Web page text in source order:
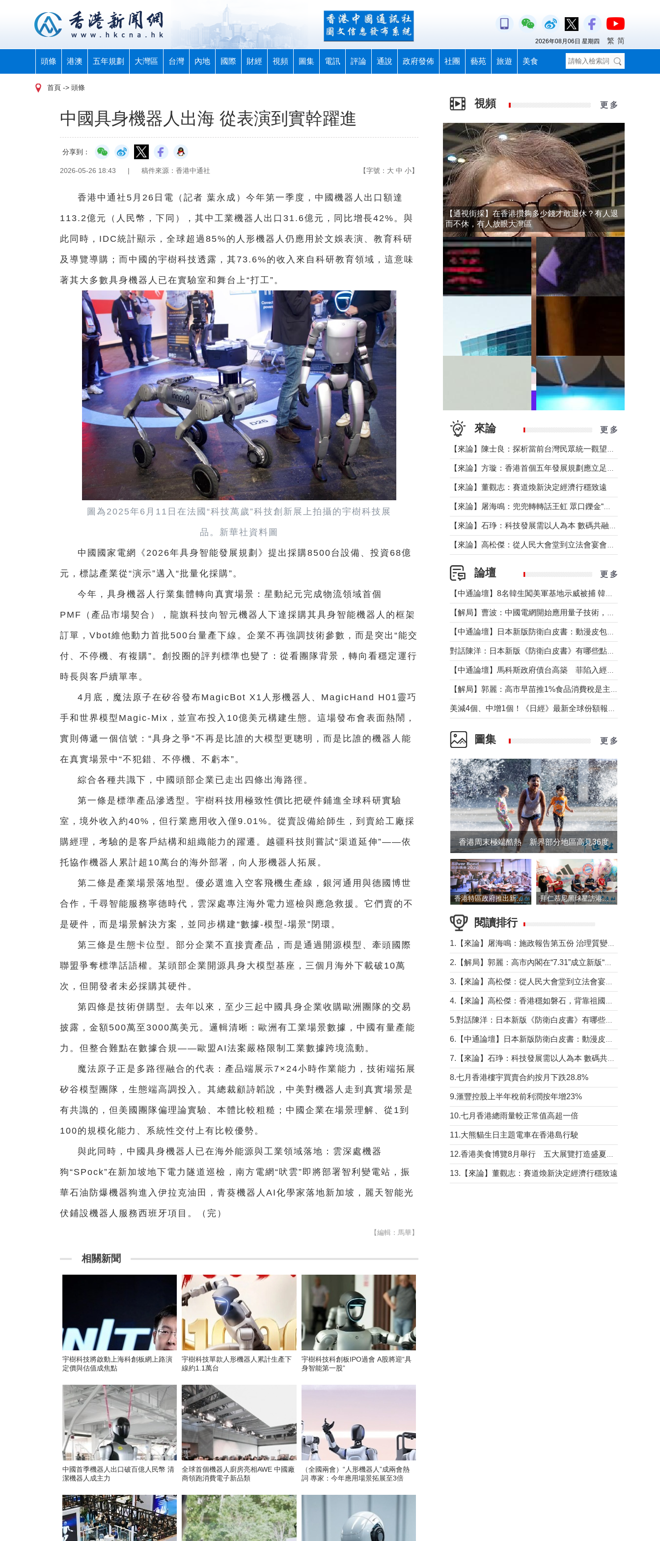
頭條 港澳 五年規劃 大灣區 台灣 內地 國際 財經 視頻 圖集 電訊 評論 通說 政府發佈 社團 藝苑 旅遊 美食
2026年08月06日 星期四 繁 简
首頁 -> 頭條
中國具身機器人出海 從表演到實幹躍進
分享到：
2026-05-26 18:43 | 稿件來源：香港中通社 【字號： 大 中 小】
香港中通社5月26日電（記者 葉永成）今年第一季度，中國機器人出口額達
113.2億元（人民幣，下同），其中工業機器人出口31.6億元，同比增長42%。與
此同時，IDC統計顯示，全球超過85%的人形機器人仍應用於文娛表演、教育科研
及導覽導購；而中國的宇樹科技透露，其73.6%的收入來自科研教育領域，這意味
著其大多數具身機器人已在實驗室和舞台上“打工”。
圖為2025年6月11日在法國“科技萬歲”科技創新展上拍攝的宇樹科技展
品。新華社資料圖
中國國家電網《2026年具身智能發展規劃》提出採購8500台設備、投資68億
元，標誌產業從“演示”邁入“批量化採購”。
今年，具身機器人行業集體轉向真實場景：星動紀元完成物流領域首個
PMF（產品市場契合），龍旗科技向智元機器人下達採購其具身智能機器人的框架
訂單，Vbot維他動力首批500台量產下線。企業不再強調技術參數，而是突出“能交
付、不停機、有複購”。創投圈的評判標準也變了：從看團隊背景，轉向看穩定運行
時長與客戶續單率。
4月底，魔法原子在矽谷發布MagicBot X1人形機器人、MagicHand H01靈巧
手和世界模型Magic-Mix，並宣布投入10億美元構建生態。這場發布會表面熱鬧，
實則傳遞一個信號：“具身之爭”不再是比誰的大模型更聰明，而是比誰的機器人能
在真實場景中“不犯錯、不停機、不虧本”。
綜合各種共識下，中國頭部企業已走出四條出海路徑。
第一條是標準產品滲透型。宇樹科技用極致性價比把硬件鋪進全球科研實驗
室，境外收入約40%，但行業應用收入僅9.01%。從賣設備給師生，到賣給工廠採
購經理，考驗的是客戶結構和組織能力的躍遷。越疆科技則嘗試“渠道延伸”——依
托協作機器人累計超10萬台的海外部署，向人形機器人拓展。
第二條是產業場景落地型。優必選進入空客飛機生產線，銀河通用與德國博世
合作，千尋智能服務寧德時代，雲深處專注海外電力巡檢與應急救援。它們賣的不
是硬件，而是場景解決方案，並同步構建“數據-模型-場景”閉環。
第三條是生態卡位型。部分企業不直接賣產品，而是通過開源模型、牽頭國際
聯盟爭奪標準話語權。某頭部企業開源具身大模型基座，三個月海外下載破10萬
次，但開發者未必採購其硬件。
第四條是技術併購型。去年以來，至少三起中國具身企業收購歐洲團隊的交易
披露，金額500萬至3000萬美元。邏輯清晰：歐洲有工業場景數據，中國有量產能
力。但整合難點在數據合規——歐盟AI法案嚴格限制工業數據跨境流動。
魔法原子正是多路徑融合的代表：產品端展示7×24小時作業能力，技術端拓展
矽谷模型團隊，生態端高調投入。其總裁顧詩韜說，中美對機器人走到真實場景是
有共識的，但美國團隊偏理論實驗、本體比較粗糙；中國企業在場景理解、從1到
100的規模化能力、系統性交付上有比較優勢。
與此同時，中國具身機器人已在海外能源與工業領域落地：雲深處機器
狗“SPock”在新加坡地下電力隧道巡檢，南方電網“吠雲”即將部署智利變電站，振
華石油防爆機器狗進入伊拉克油田，青葵機器人AI化學家落地新加坡，麗天智能光
伏鋪設機器人服務西班牙項目。（完）
【編輯：馬華】
相關新聞
宇樹科技將啟動上海科創板網上路演
定價與估值成焦點
宇樹科技單款人形機器人累計生產下
線約1.1萬台
宇樹科技科創板IPO過會 A股將迎“具
身智能第一股”
中國首季機器人出口破百億人民幣 清
潔機器人成主力
全球首個機器人廚房亮相AWE 中國廠
商領跑消費電子新品類
（全國兩會）“人形機器人”成兩會熱
詞 專家：今年應用場景拓展至3倍
視頻 更 多
【通視街採】在香港攢夠多少錢才敢退休？有人退
而不休，有人放眼大灣區
來論 更 多
【來論】董觀志：賽道煥新決定經濟行穩致遠
論壇 更 多
圖集 更 多
香港周末極端酷熱 新界部分地區高見36度
香港特區政府推出新一批銀色債券 每手1萬元保底息4.25厘 拜仁慕尼黑球星訪港 與球迷近距離互動
閱讀排行
8.七月香港樓宇買賣合約按月下跌28.8%
9.滙豐控股上半年稅前利潤按年增23%
10.七月香港總雨量較正常值高超一倍
11.大熊貓生日主題電車在香港島行駛
13.【來論】董觀志：賽道煥新決定經濟行穩致遠